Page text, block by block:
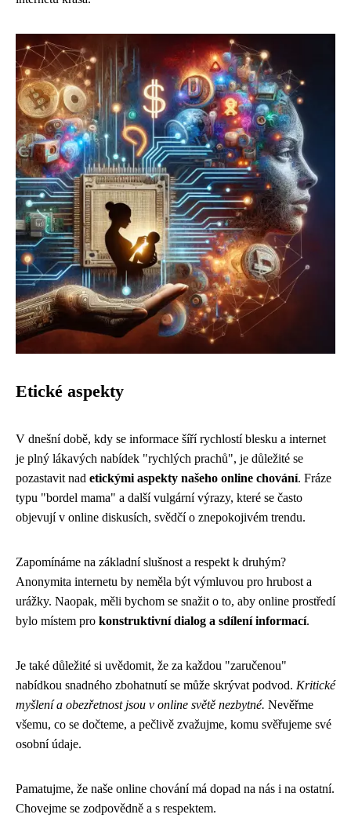
Etické aspekty
V dnešní době, kdy se informace šíří rychlostí blesku a internet
je plný lákavých nabídek "rychlých prachů", je důležité se
pozastavit nad etickými aspekty našeho online chování. Fráze
typu "bordel mama" a další vulgární výrazy, které se často
objevují v online diskusích, svědčí o znepokojivém trendu.
Zapomínáme na základní slušnost a respekt k druhým?
Anonymita internetu by neměla být výmluvou pro hrubost a
urážky. Naopak, měli bychom se snažit o to, aby online prostředí
bylo místem pro konstruktivní dialog a sdílení informací.
Je také důležité si uvědomit, že za každou "zaručenou"
nabídkou snadného zbohatnutí se může skrývat podvod. Kritické
myšlení a obezřetnost jsou v online světě nezbytné. Nevěřme
všemu, co se dočteme, a pečlivě zvažujme, komu svěřujeme své
osobní údaje.
Pamatujme, že naše online chování má dopad na nás i na ostatní.
Chovejme se zodpovědně a s respektem.